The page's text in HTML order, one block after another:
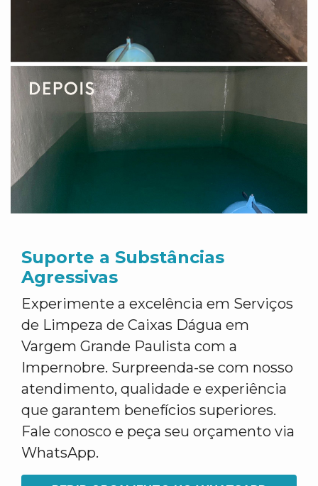
Suporte a Substâncias
Agressivas
Experimente a excelência em Serviços
de Limpeza de Caixas Dágua em
Vargem Grande Paulista com a
Impernobre. Surpreenda-se com nosso
atendimento, qualidade e experiência
que garantem benefícios superiores.
Fale conosco e peça seu orçamento via
WhatsApp.